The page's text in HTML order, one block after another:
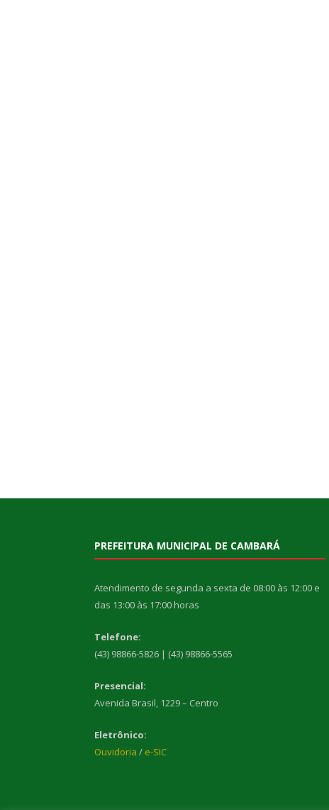
PREFEITURA MUNICIPAL DE CAMBARÁ
Atendimento de segunda a sexta de 08:00 às 12:00 e
das 13:00 às 17:00 horas
Telefone:
(43) 98866-5826 | (43) 98866-5565
Presencial:
Avenida Brasil, 1229 – Centro
Eletrônico:
Ouvidoria / e-SIC